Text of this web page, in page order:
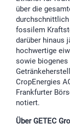
über die
durchschnittlich
fossilem
darüber hinaus
hochwertige
sowie biogenes
CropEnergies
Frankfurter
notiert.
Über GETEC